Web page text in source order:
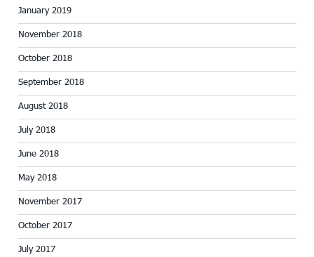
January 2019
November 2018
October 2018
September 2018
August 2018
July 2018
June 2018
May 2018
November 2017
October 2017
July 2017